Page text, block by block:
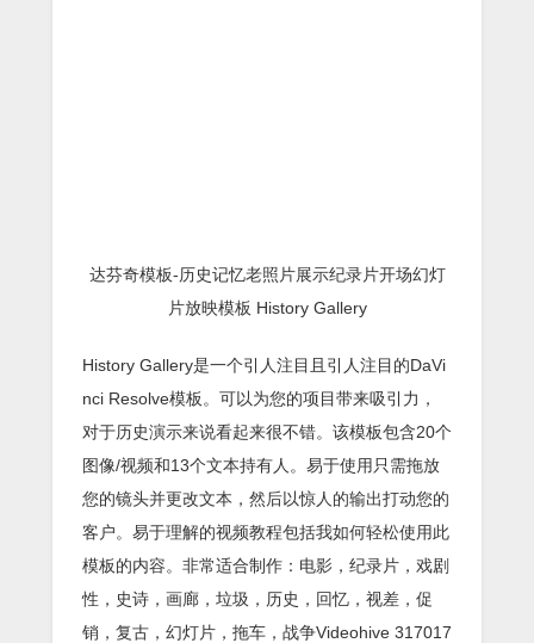
达芬奇模板-历史记忆老照片展示纪录片开场​​幻灯
片放映模板 History Gallery
History Gallery是一个引人注目且引人注目的DaVi
nci Resolve模板。可以为您的项目带来吸引力，
对于历史演示来说看起来很不错。该模板包含20个
图像/视频和13个文本持有人。易于使用只需拖放
您的镜头并更改文本，然后以惊人的输出打动您的
客户。易于理解的视频教程包括我如何轻松使用此
模板的内容。非常适合制作：电影，纪录片，戏剧
性，史诗，画廊，垃圾，历史，回忆，视差，促
销，复古，幻灯片，拖车，战争Videohive 317017